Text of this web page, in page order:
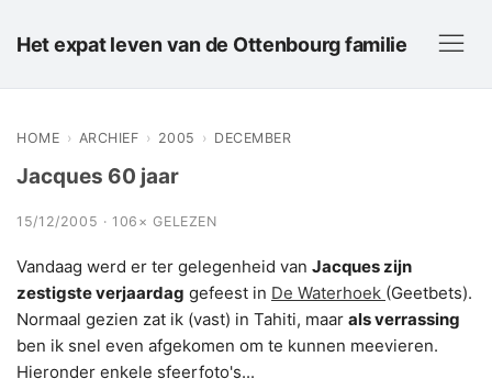
Het expat leven van de Ottenbourg familie
HOME › ARCHIEF › 2005 › DECEMBER
Jacques 60 jaar
15/12/2005 · 106× GELEZEN
Vandaag werd er ter gelegenheid van Jacques zijn
zestigste verjaardag gefeest in De Waterhoek (Geetbets).
Normaal gezien zat ik (vast) in Tahiti, maar als verrassing
ben ik snel even afgekomen om te kunnen meevieren.
Hieronder enkele sfeerfoto's...